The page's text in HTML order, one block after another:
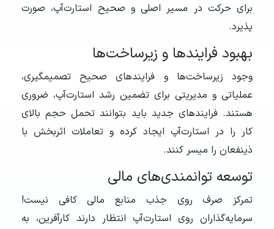
برای حرکت در مسیر اصلی و صحیح استارت‌آپ، صورت
پذیرد.
بهبود فرایندها و زیرساخت‏‌ها
وجود زیرساخت‏‌ها و فرایندهای صحیح تصمیم‏گیری،
عملیاتی و مدیریتی برای تضمین رشد استارت‌آپ، ضروری
هستند. فرایندهای جدید باید بتوانند تحمل حجم بالای
کار را در استارت‌آپ ایجاد کرده و تعاملات اثربخش با
ذی‏نفعان را میسر کنند.
توسعه‏ توانمندی‏‌های مالی
تمرکز صرف ‌روی جذب منابع مالی کافی نیست!
سرمایه‏‌گذاران ‌روی استارت‌آپ انتظار دارند کارآفرین، به